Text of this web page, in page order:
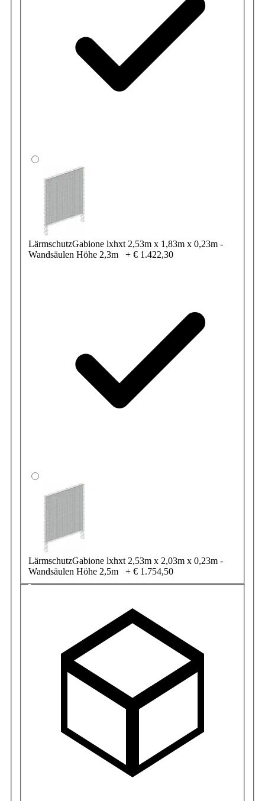
LärmschutzGabione lxhxt 2,53m x 1,83m x 0,23m -
Wandsäulen Höhe 2,3m
+ € 1.422,30
LärmschutzGabione lxhxt 2,53m x 2,03m x 0,23m -
Wandsäulen Höhe 2,5m
+ € 1.754,50